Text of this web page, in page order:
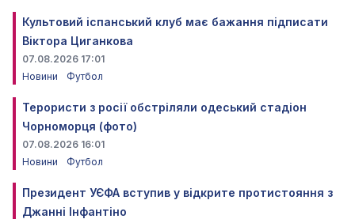
Культовий іспанський клуб має бажання підписати
Віктора Циганкова
07.08.2026 17:01
Новини
Футбол
Терористи з росії обстріляли одеський стадіон
Чорноморця (фото)
07.08.2026 16:01
Новини
Футбол
Президент УЄФА вступив у відкрите протистояння з
Джанні Інфантіно